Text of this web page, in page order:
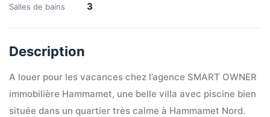
Salles de bains 3
Description
A louer pour les vacances chez l’agence SMART OWNER
immobilière Hammamet, une belle villa avec piscine bien
située dans un quartier très calme à Hammamet Nord.